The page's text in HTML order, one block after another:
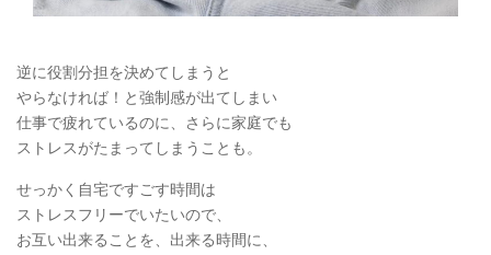
逆に役割分担を決めてしまうと
やらなければ！と強制感が出てしまい
仕事で疲れているのに、さらに家庭でも
ストレスがたまってしまうことも。
せっかく自宅ですごす時間は
ストレスフリーでいたいので、
お互い出来ることを、出来る時間に、